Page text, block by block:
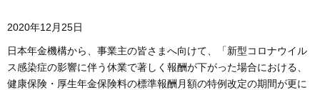
2020年12月25日
日本年金機構から、事業主の皆さまへ向けて、「新型コロナウイル
ス感染症の影響に伴う休業で著しく報酬が下がった場合における、
健康保険・厚生年金保険料の標準報酬月額の特例改定の期間が更に